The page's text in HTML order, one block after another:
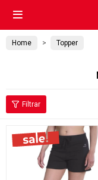

Home Topper